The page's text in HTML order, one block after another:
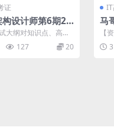
证
设计师第6期20
大纲对知识点、高频
答题技巧及判断标...
127 20
马
56
【